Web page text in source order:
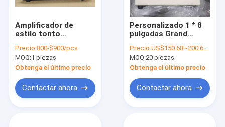
Amplificador de
estilo tonto
G-OTS Mini Guitar
Amplificador de
cabeza JJ Tubos con
bucle en azul Tolex
VOX Grill Tejido
Precio:800-$900/pcs
MOQ:1 piezas
Obtenga el último precio
Contactar ahora
Personalizado 1 * 8
pulgadas Grand
de válvula estilo
vintage Tweed
Blanco Negro Tolex
Guitar Amplificador
Tubo Amp Combo
Precio:US$150.68~200.68/pcs
MOQ:20 piezas
Obtenga el último precio
Contactar ahora